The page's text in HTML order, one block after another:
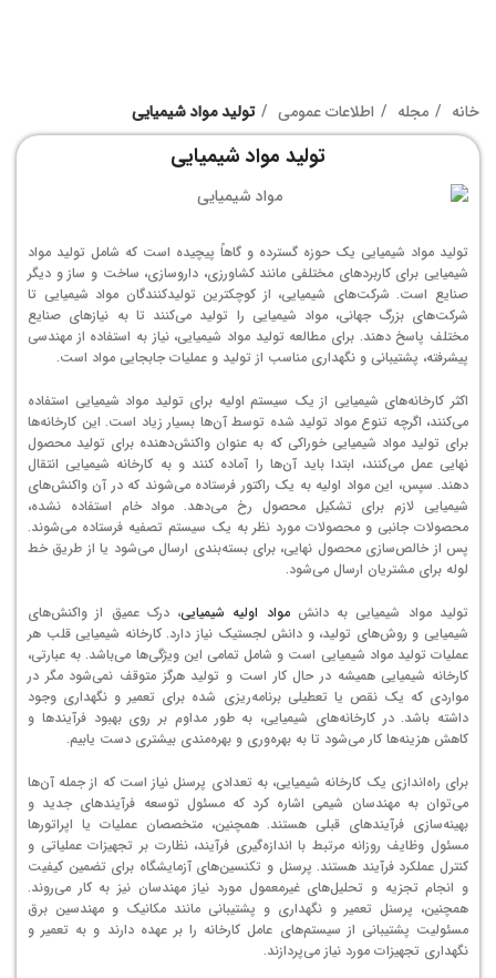
خانه مجله اطلاعات عمومی تولید مواد شیمیایی
تولید مواد شیمیایی
تولید مواد شیمیایی یک حوزه گسترده و گاهاً پیچیده است که شامل تولید مواد
شیمیایی برای کاربردهای مختلفی مانند کشاورزی، داروسازی، ساخت و ساز و دیگر
صنایع است. شرکت‌های شیمیایی، از کوچکترین تولیدکنندگان مواد شیمیایی تا
شرکت‌های بزرگ جهانی، مواد شیمیایی را تولید می‌کنند تا به نیازهای صنایع
مختلف پاسخ دهند. برای مطالعه تولید مواد شیمیایی، نیاز به استفاده از مهندسی
پیشرفته، پشتیبانی و نگهداری مناسب از تولید و عملیات جابجایی مواد است.
اکثر کارخانه‌های شیمیایی از یک سیستم اولیه برای تولید مواد شیمیایی استفاده
می‌کنند، اگرچه تنوع مواد تولید شده توسط آن‌ها بسیار زیاد است. این کارخانه‌ها
برای تولید مواد شیمیایی خوراکی که به عنوان واکنش‌دهنده برای تولید محصول
نهایی عمل می‌کنند، ابتدا باید آن‌ها را آماده کنند و به کارخانه شیمیایی انتقال
دهند. سپس، این مواد اولیه به یک راکتور فرستاده می‌شوند که در آن واکنش‌های
شیمیایی لازم برای تشکیل محصول رخ می‌دهد. مواد خام استفاده نشده،
محصولات جانبی و محصولات مورد نظر به یک سیستم تصفیه فرستاده می‌شوند.
پس از خالص‌سازی محصول نهایی، برای بسته‌بندی ارسال می‌شود یا از طریق خط
لوله برای مشتریان ارسال می‌شود.
تولید مواد شیمیایی به دانشمواد اولیه شیمیایی، درک عمیق از واکنش‌های
شیمیایی و روش‌های تولید، و دانش لجستیک نیاز دارد. کارخانه شیمیایی قلب هر
عملیات تولید مواد شیمیایی است و شامل تمامی این ویژگی‌ها می‌باشد. به عبارتی،
کارخانه شیمیایی همیشه در حال کار است و تولید هرگز متوقف نمی‌شود مگر در
مواردی که یک نقص یا تعطیلی برنامه‌ریزی شده برای تعمیر و نگهداری وجود
داشته باشد. در کارخانه‌های شیمیایی، به طور مداوم بر روی بهبود فرآیندها و
کاهش هزینه‌ها کار می‌شود تا به بهره‌وری و بهره‌مندی بیشتری دست یابیم.
برای راه‌اندازی یک کارخانه شیمیایی، به تعدادی پرسنل نیاز است که از جمله آن‌ها
می‌توان به مهندسان شیمی اشاره کرد که مسئول توسعه فرآیندهای جدید و
بهینه‌سازی فرآیندهای قبلی هستند. همچنین، متخصصان عملیات یا اپراتورها
مسئول وظایف روزانه مرتبط با اندازه‌گیری فرآیند، نظارت بر تجهیزات عملیاتی و
کنترل عملکرد فرآیند هستند. پرسنل و تکنسین‌های آزمایشگاه برای تضمین کیفیت
و انجام تجزیه و تحلیل‌های غیرمعمول مورد نیاز مهندسان نیز به کار می‌روند.
همچنین، پرسنل تعمیر و نگهداری و پشتیبانی مانند مکانیک و مهندسین برق
مسئولیت پشتیبانی از سیستم‌های عامل کارخانه را بر عهده دارند و به تعمیر و
نگهداری تجهیزات مورد نیاز می‌پردازند.